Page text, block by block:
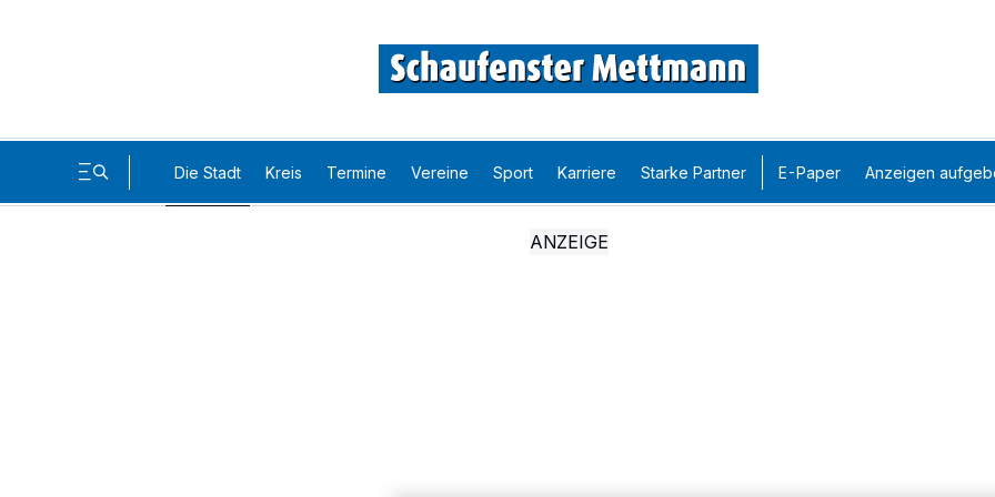
Die Stadt Kreis Termine Vereine Sport Karriere Starke Partner E-Paper Anzeigen